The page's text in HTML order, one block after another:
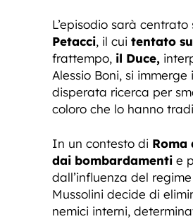
L’episodio sarà centrato
Petacci, il cui tentato
frattempo, il Duce,
Alessio Boni, si immerge
disperata ricerca per
coloro che lo hanno
In un contesto di Roma
dai bombardamenti e
dall’influenza del
Mussolini decide di
nemici interni,